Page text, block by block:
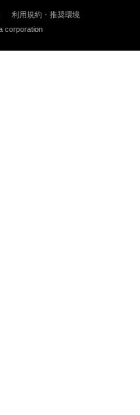
利用規約・推奨環境
corporation